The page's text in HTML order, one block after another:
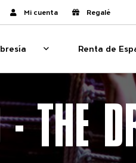
del
búsqueda
Mi cuenta Regalé
Membresía
Show sub menu for
Renta de
- THE